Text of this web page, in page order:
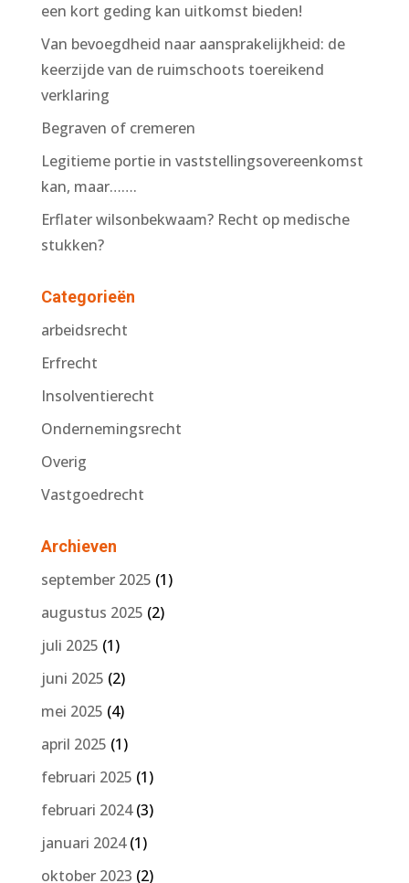
een kort geding kan uitkomst bieden!
Van bevoegdheid naar aansprakelijkheid: de
keerzijde van de ruimschoots toereikend
verklaring
Begraven of cremeren
Legitieme portie in vaststellingsovereenkomst
kan, maar…….
Erflater wilsonbekwaam? Recht op medische
stukken?
Categorieën
arbeidsrecht
Erfrecht
Insolventierecht
Ondernemingsrecht
Overig
Vastgoedrecht
Archieven
september 2025 (1)
augustus 2025 (2)
juli 2025 (1)
juni 2025 (2)
mei 2025 (4)
april 2025 (1)
februari 2025 (1)
februari 2024(3)
januari 2024(1)
oktober 2023 (2)